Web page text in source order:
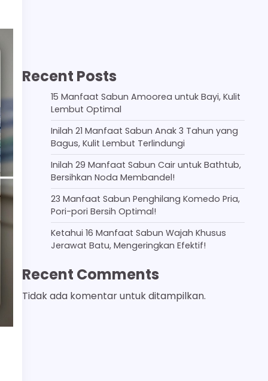
Recent Posts
15 Manfaat Sabun Amoorea untuk Bayi, Kulit
Lembut Optimal
Inilah 21 Manfaat Sabun Anak 3 Tahun yang
Bagus, Kulit Lembut Terlindungi
Inilah 29 Manfaat Sabun Cair untuk Bathtub,
Bersihkan Noda Membandel!
23 Manfaat Sabun Penghilang Komedo Pria,
Pori-pori Bersih Optimal!
Ketahui 16 Manfaat Sabun Wajah Khusus
Jerawat Batu, Mengeringkan Efektif!
Recent Comments
Tidak ada komentar untuk ditampilkan.